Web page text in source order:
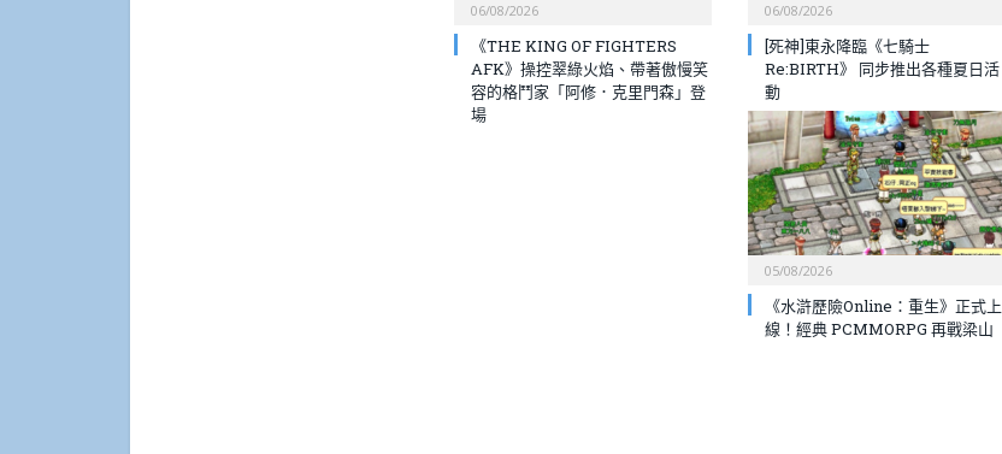
06/08/2026
《THE KING OF FIGHTERS
AFK》操控翠綠火焰、帶著傲慢笑
容的格鬥家「阿修．克里門森」登
場
06/08/2026
[死神]東永降臨《七騎士
Re:BIRTH》 同步推出各種夏日活
動
05/08/2026
《水滸歷險Online：重生》正式上
線！經典 PCMMORPG 再戰梁山